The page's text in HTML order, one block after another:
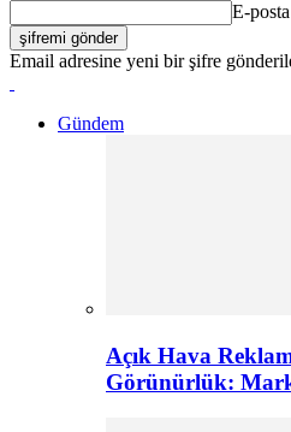
E-posta
Email adresine yeni bir şifre
Gündem
Açık Hava
Görünürlük: